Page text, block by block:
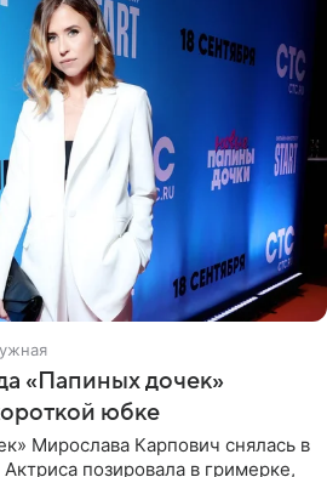
«Папиных дочек»
юбке
Мирослава Карпович снялась в
позировала в гримерке,